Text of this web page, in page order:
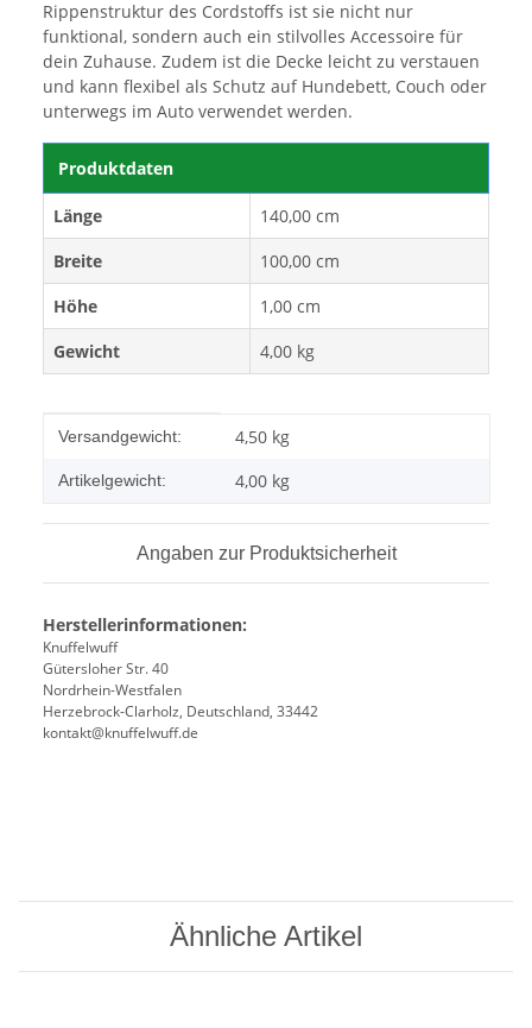
Rippenstruktur des Cordstoffs ist sie nicht nur
funktional, sondern auch ein stilvolles Accessoire für
dein Zuhause. Zudem ist die Decke leicht zu verstauen
und kann flexibel als Schutz auf Hundebett, Couch oder
unterwegs im Auto verwendet werden.
Produktdaten
Länge
140,00 cm
Breite
100,00 cm
Höhe
1,00 cm
Gewicht
4,00 kg
Produkteigenschaft
Wert
Versandgewicht: 4,50 kg
Artikelgewicht: 4,00 kg
Angaben zur Produktsicherheit
Herstellerinformationen:
Knuffelwuff
Gütersloher Str. 40
Nordrhein-Westfalen
Herzebrock-Clarholz, Deutschland, 33442
kontakt@knuffelwuff.de
Ähnliche Artikel